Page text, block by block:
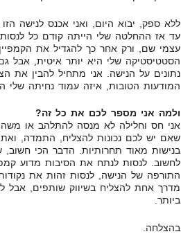
ללא ספק, יבוא היום, ואני אכנס לנישה
עד אז ההחלטה שלי הייתה קודם כל
עצמי שם, ורק אחר כך להגדיל את
הסטטיסטיקה שלי היא יותר איטית, אבל
נתונים על הנישה. אני מתחיל להבין את
המודעות הטובות, איזה עמוד נחיתה שלי
ולמה אני מספר לכם את כל זה?
אני חס וחלילה לא מנסה להתלהב או
שאם יש לכם נכונות להצליח, התמדה,
בנישות מאוד תחרותיות. הדבר הכי
לחשוב. לנסות לנתח את הסיבות מדוע
התורפה של הנישה, לנסות זהות את
מדרך אחת להצליח בשיווק שותפים,
ביותר.
בהצלחה.